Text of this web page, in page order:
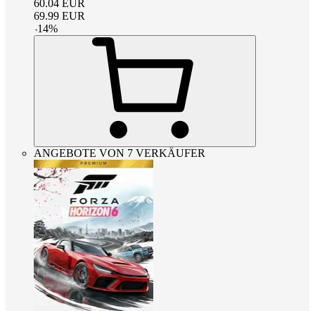
60.04 EUR
69.99 EUR
-14%
ANGEBOTE VON 7 VERKÄUFER